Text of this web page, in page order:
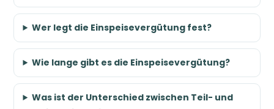
Wer legt die Einspeisevergütung fest?
Wie lange gibt es die Einspeisevergütung?
Was ist der Unterschied zwischen Teil- und